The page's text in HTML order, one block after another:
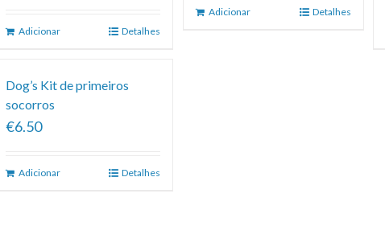
Adicionar Detalhes
Adicionar Detalhes
Dog’s Kit de primeiros
socorros
€6.50
Adicionar Detalhes